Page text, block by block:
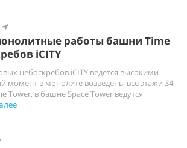
работы башни Time
iCITY
небоскребов iCITY ведется высокими
момент в монолите возведены все этажи 34-
Tower, в башне Space Tower ведутся